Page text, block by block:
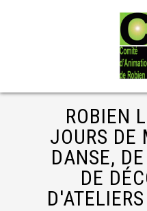
ROBIEN
JOURS DE
DANSE,
DE